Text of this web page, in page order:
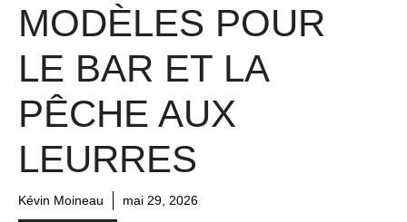
MODÈLES POUR
LE BAR ET LA
PÊCHE AUX
LEURRES
Kévin Moineau mai 29, 2026